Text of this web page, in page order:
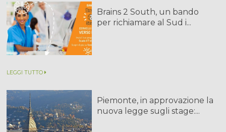
Brains 2 South, un bando
per richiamare al Sud i...
LEGGI TUTTO
Piemonte, in approvazione la
nuova legge sugli stage:...